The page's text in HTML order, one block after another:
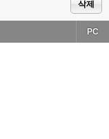
삭제
PC